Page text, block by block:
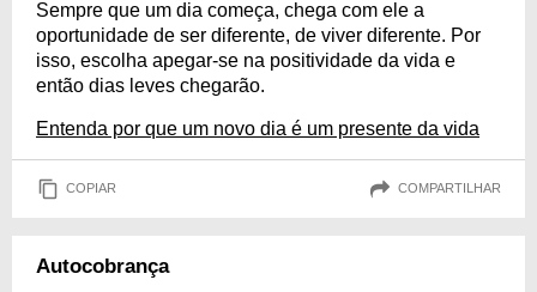
Sempre que um dia começa, chega com ele a
oportunidade de ser diferente, de viver diferente. Por
isso, escolha apegar-se na positividade da vida e
então dias leves chegarão.
Entenda por que um novo dia é um presente da vida
COPIAR COMPARTILHAR
Autocobrança